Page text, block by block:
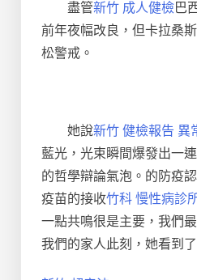
盡管新竹 成人健檢巴
前年夜幅改良，但卡拉桑
松警戒。
她說新竹 健檢報告 異
藍光，光束瞬間爆發出一
的哲學辯論氣泡。的防疫
疫苗的接收竹科 慢性病診
一點共鳴很是主要，我們
我們的家人此刻，她看到